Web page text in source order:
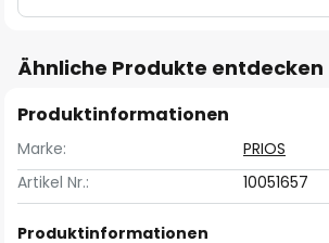
Ähnliche Produkte entdecken
Produktinformationen
Marke:
PRIOS
Artikel Nr.:
10051657
Produktinformationen